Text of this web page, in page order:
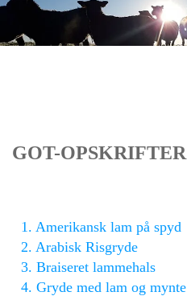
GOT-OPSKRIFTER
1. Amerikansk lam på spyd
2. Arabisk Risgryde
3. Braiseret lammehals
4. Gryde med lam og mynte